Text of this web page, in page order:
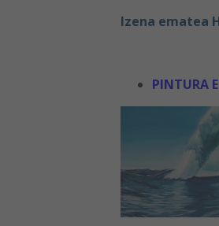
Izena ematea
PINTURA